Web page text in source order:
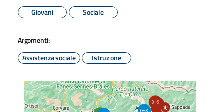
Giovani
Sociale
Argomenti:
Assistenza sociale
Istruzione